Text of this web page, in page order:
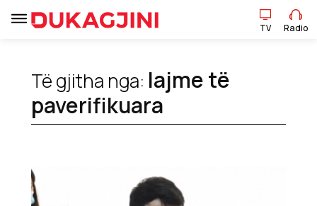
Lajme
Pikëpamje
TV Radio
Të gjitha nga: lajme të
paverifikuara